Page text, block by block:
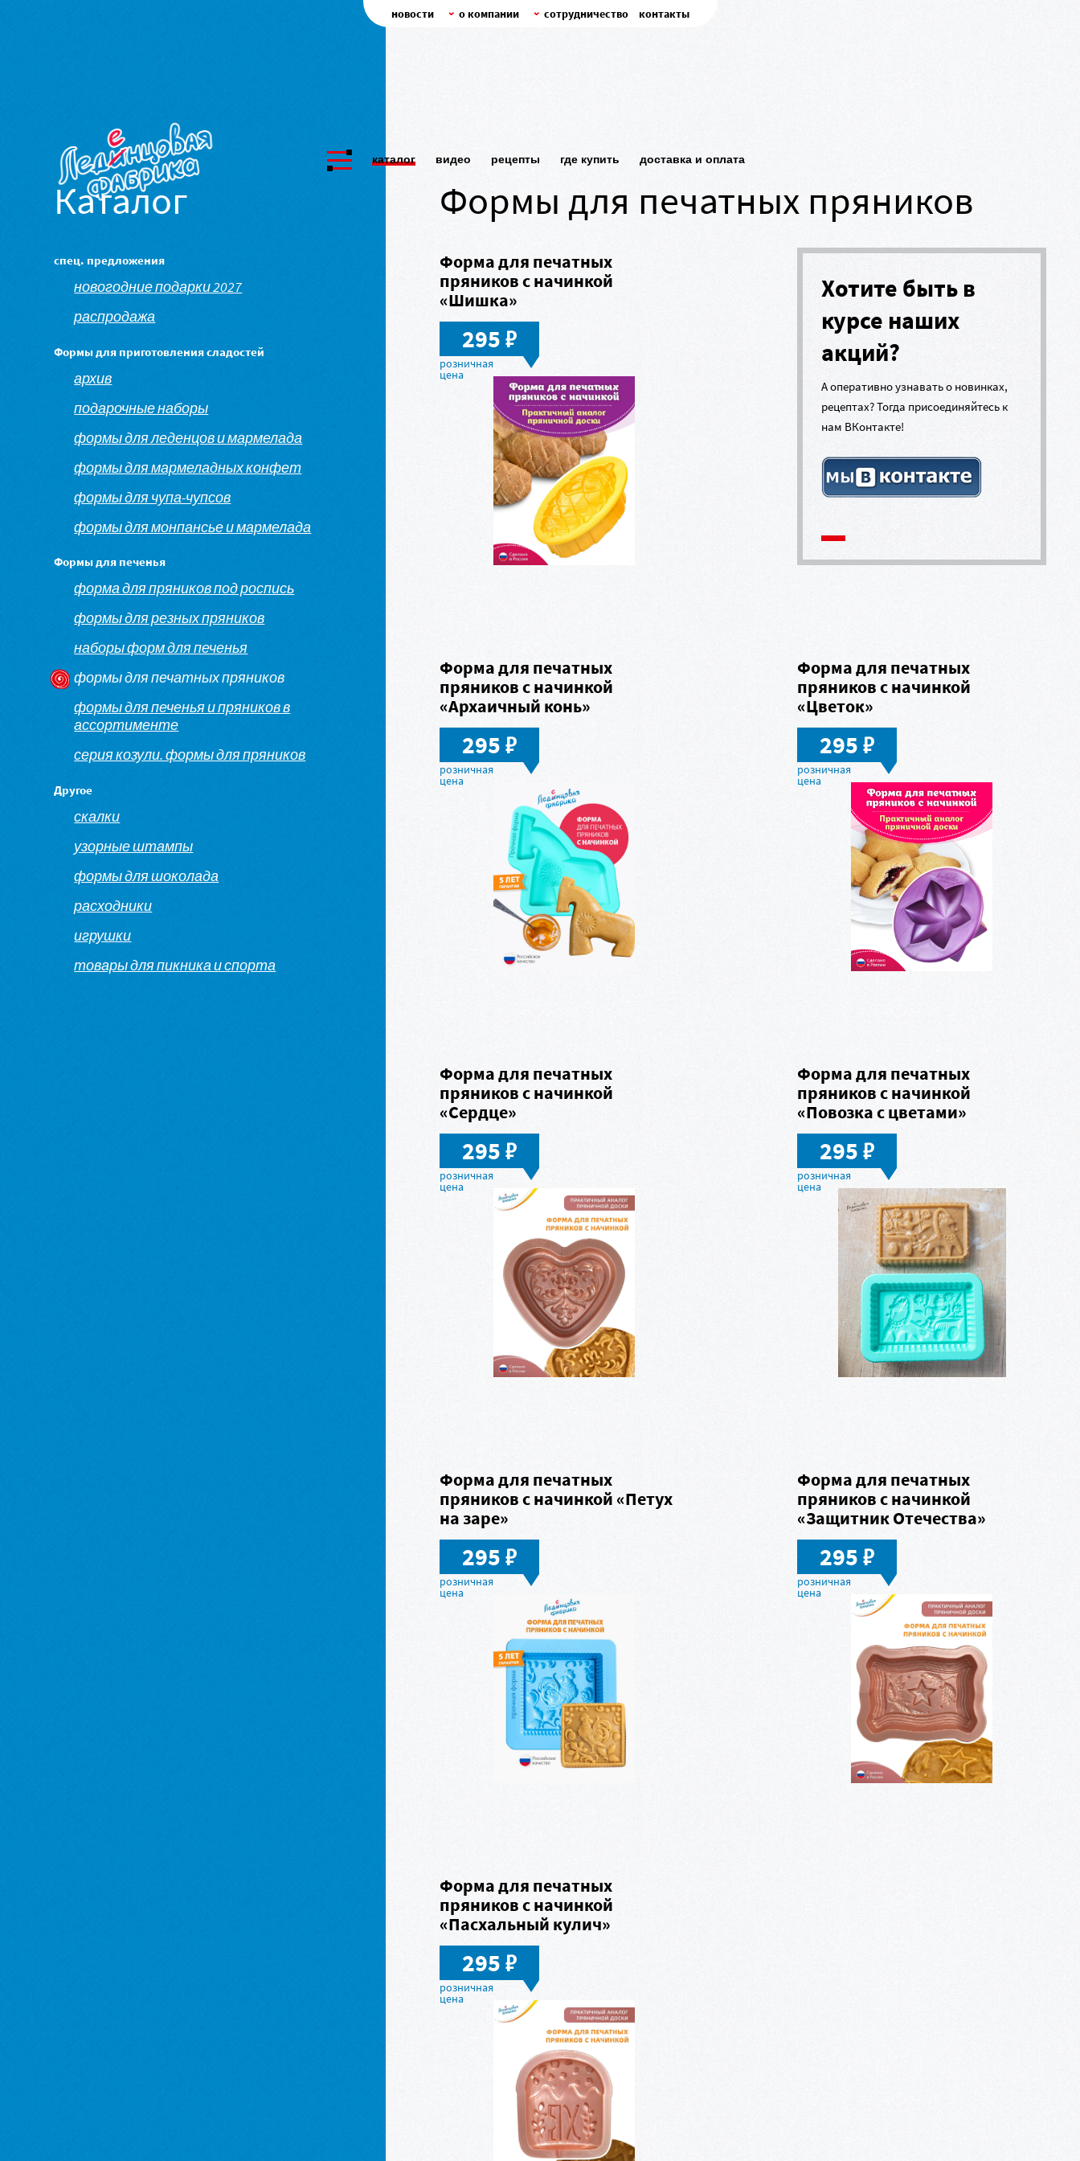
каталог видео рецепты где купить доставка и оплата
новости о компании сотрудничество контакты
Каталог
спец. предложения
новогодние подарки 2027
распродажа
Формы для приготовления сладостей
архив
подарочные наборы
формы для леденцов и мармелада
формы для мармеладных конфет
формы для чупа-чупсов
формы для монпансье и мармелада
Формы для печенья
форма для пряников под роспись
формы для резных пряников
наборы форм для печенья
формы для печатных пряников
формы для печенья и пряников в
ассортименте
серия козули. формы для пряников
Другое
скалки
узорные штампы
формы для шоколада
расходники
игрушки
товары для пикника и спорта
Формы для печатных пряников
Форма для печатных
пряников с начинкой
«Шишка»
295в
Хотите быть в
курсе наших
акций?
А оперативно узнавать о новинках,
рецептах? Тогда присоединяйтесь к
нам ВКонтакте!
Форма для печатных
пряников с начинкой
«Архаичный конь»
295в
Форма для печатных
пряников с начинкой
«Цветок»
295в
Форма для печатных
пряников с начинкой
«Сердце»
295в
Форма для печатных
пряников с начинкой
«Повозка с цветами»
295в
Форма для печатных
пряников с начинкой «Петух
на заре»
295в
Форма для печатных
пряников с начинкой
«Защитник Отечества»
295в
Форма для печатных
пряников с начинкой
«Пасхальный кулич»
295в